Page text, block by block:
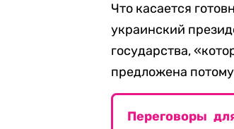
Что касается
украинский
государства,
предложена
Переговоры